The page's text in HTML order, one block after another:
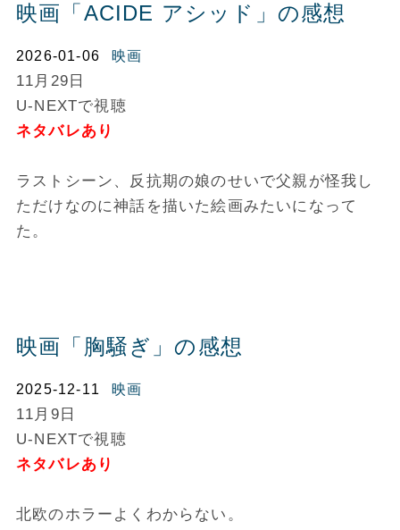
映画「ACIDE アシッド」の感想
2026-01-06 映画
11月29日
U-NEXTで視聴
ネタバレあり
ラストシーン、反抗期の娘のせいで父親が怪我し
ただけなのに神話を描いた絵画みたいになって
た。
映画「胸騒ぎ」の感想
2025-12-11 映画
11月9日
U-NEXTで視聴
ネタバレあり
北欧のホラーよくわからない。